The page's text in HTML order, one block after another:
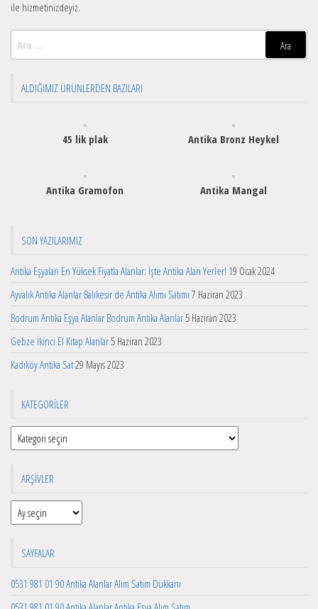
ile hizmetinizdeyiz.
ALDIĞIMIZ ÜRÜNLERDEN BAZILARI
45 lik plak Antika Bronz Heykel
Antika Gramofon Antika Mangal
SON YAZILARIMIZ
Antika Eşyaları En Yüksek Fiyatla Alanlar: İşte Antika Alan Yerler! 19 Ocak 2024
Ayvalık Antika Alanlar Balıkesir de Antika Alımı Satımı 7 Haziran 2023
Bodrum Antika Eşya Alanlar Bodrum Antika Alanlar 5 Haziran 2023
Gebze İkinci El Kitap Alanlar 5 Haziran 2023
Kadıköy Antika Sat29 Mayıs 2023
KATEGORILER
Kategoriler
ARŞIVLER
Arşivler
SAYFALAR
0531 981 01 90 Antika Alanlar Alım Satım Dükkanı